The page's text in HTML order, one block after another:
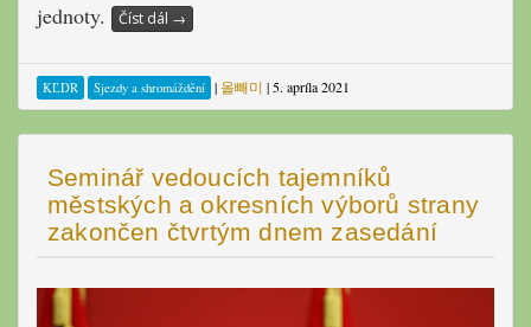
jednoty.
Číst dál →
KĽDR Sjezdy a shromáždění | 올빼미 |5. apríla 2021
Seminář vedoucích tajemníků
městských a okresních výborů strany
zakončen čtvrtým dnem zasedání